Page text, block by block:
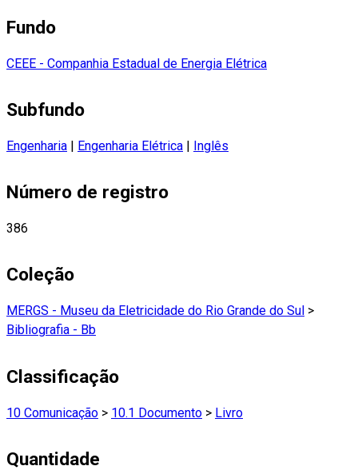
Fundo
CEEE - Companhia Estadual de Energia Elétrica
Subfundo
Engenharia | Engenharia Elétrica | Inglês
Número de registro
386
Coleção
MERGS - Museu da Eletricidade do Rio Grande do Sul >
Bibliografia - Bb
Classificação
10 Comunicação > 10.1 Documento > Livro
Quantidade